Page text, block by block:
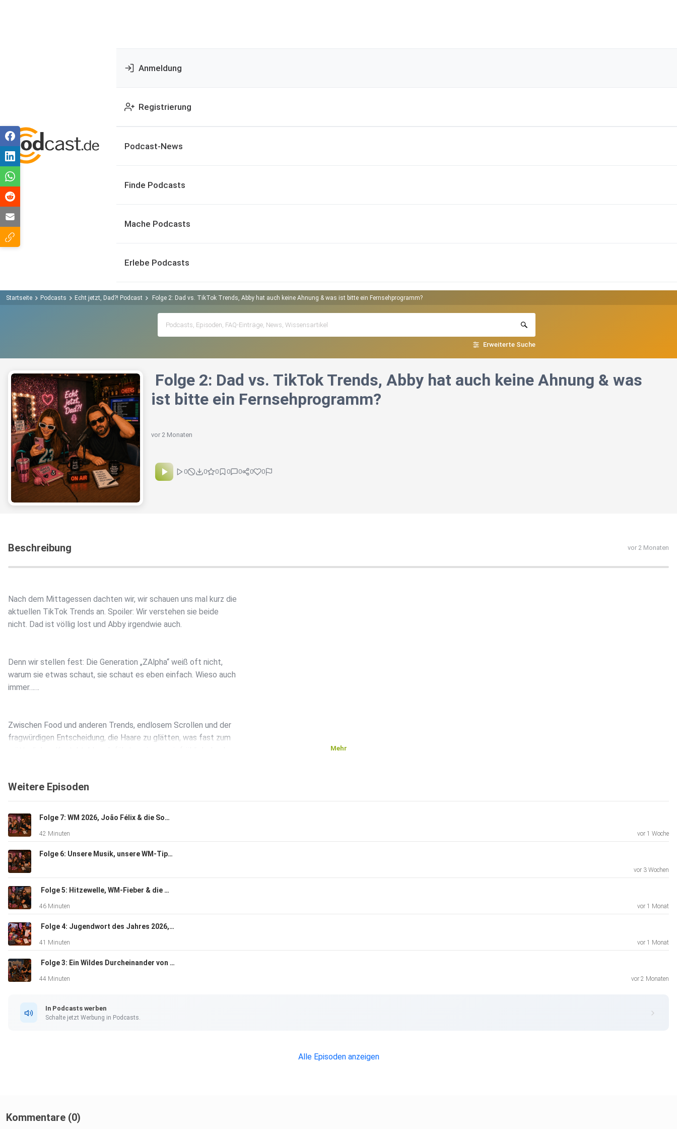
Anmeldung
Registrierung
Podcast-News
Finde Podcasts
Mache Podcasts
Erlebe Podcasts
Startseite Podcasts Echt jetzt, Dad?! Podcast ️ Folge 2: Dad vs. TikTok Trends, Abby hat auch keine Ahnung & was ist bitte ein Fernsehprogramm?
Erweiterte Suche
️ Folge 2: Dad vs. TikTok Trends, Abby hat auch keine Ahnung & was
ist bitte ein Fernsehprogramm?
vor 2 Monaten
0 0 0 0 0 0 0
Beschreibung vor 2 Monaten
Nach dem Mittagessen dachten wir, wir schauen uns mal kurz die
aktuellen TikTok Trends an. Spoiler: Wir verstehen sie beide
nicht. Dad ist völlig lost und Abby irgendwie auch.
Denn wir stellen fest: Die Generation „ZAlpha“ weiß oft nicht,
warum sie etwas schaut, sie schaut es eben einfach. Wieso auch
immer……
Zwischen Food und anderen Trends, endlosem Scrollen und der
fragwürdigen Entscheidung, die Haare zu glätten, was fast zum
Was ist eigentlich ein Fernsehprogramm?
Gibt es noch den Videotext? Was ist das überhaupt????
Und was schauen heutige Teenager überhaupt bewusst oder passiert
einfach alles nur noch?
Mehr
Weitere Episoden
️Folge 7: WM 2026, João Félix & die Sommerferien – Wer braucht kurz vor den Ferien eigentlich noch Schule?
42 Minuten vor 1 Woche
️Folge 6: Unsere Musik, unsere WM-Tipps, großer Respekt und immer eine Spur Chaos im Gepäck
vor 3 Wochen
️ Folge 5: Hitzewelle, WM-Fieber & die Wahrheit über pubertierende Töchter
46 Minuten vor 1 Monat
️ Folge 4: Jugendwort des Jahres 2026, wie TikTok unsere Sprache verändert und Der Teufel trägt Prada 2 – Ferien mit Dad
41 Minuten vor 1 Monat
️ Folge 3: Ein Wildes Durcheinander von Klassenarbeiten, Familienwanderung, Sonnenbrand und unser Vater-Tochter-Trip nach Berlin
44 Minuten vor 2 Monaten
In Podcasts werben
Schalte jetzt Werbung in Podcasts.
Alle Episoden anzeigen
Kommentare (0)